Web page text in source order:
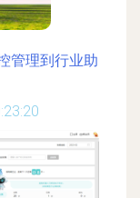
管理到行业助